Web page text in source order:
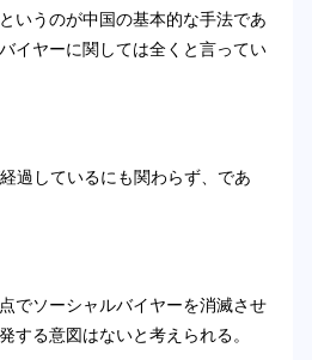
いうのが中国の基本的な手法であ
イヤーに関しては全くと言ってい
過しているにも関わらず、であ
でソーシャルバイヤーを消滅させ
する意図はないと考えられる。